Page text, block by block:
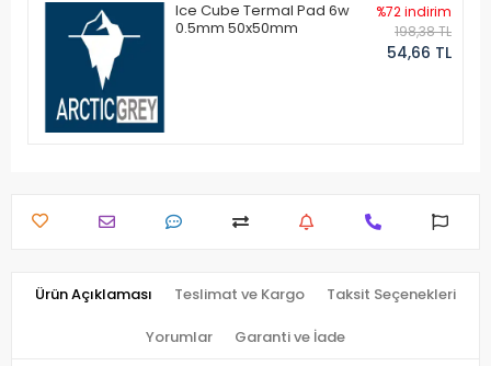
Ice Cube Termal Pad 6w
0.5mm 50x50mm
%72 indirim
198,38 TL
54,66 TL
Ürün Açıklaması Teslimat ve Kargo Taksit Seçenekleri
Yorumlar Garanti ve İade